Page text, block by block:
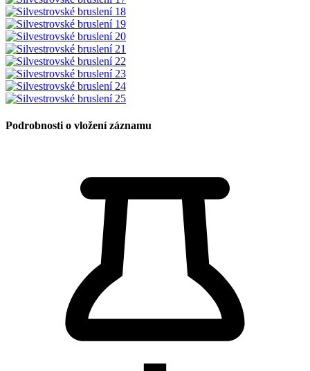
Podrobnosti o vložení záznamu